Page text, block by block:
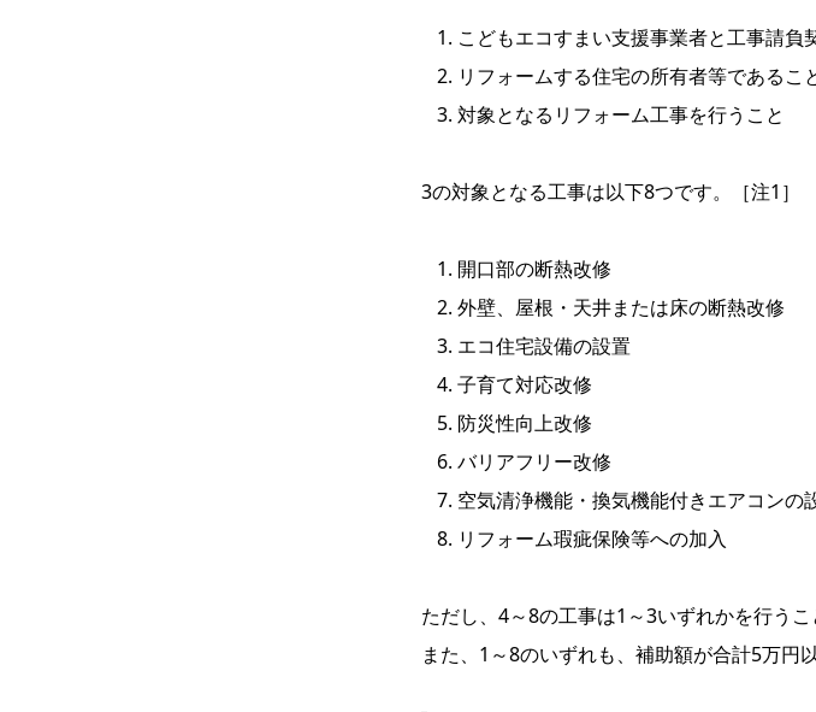
こどもエコすまい支援事業者と工事請
リフォームする住宅の所有者等であるこ
対象となるリフォーム工事を行うこと
3の対象となる工事は以下8つです。［注1］
開口部の断熱改修
外壁、屋根・天井または床の断熱改修
エコ住宅設備の設置
子育て対応改修
防災性向上改修
バリアフリー改修
空気清浄機能・換気機能付きエアコンの
リフォーム瑕疵保険等への加入
ただし、4～8の工事は1～3いずれかを行うこ
また、1～8のいずれも、補助額が合計5万円